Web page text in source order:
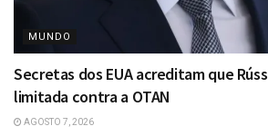
MUNDO
Secretas dos EUA acreditam que
limitada contra a OTAN
AGOSTO 7, 2026